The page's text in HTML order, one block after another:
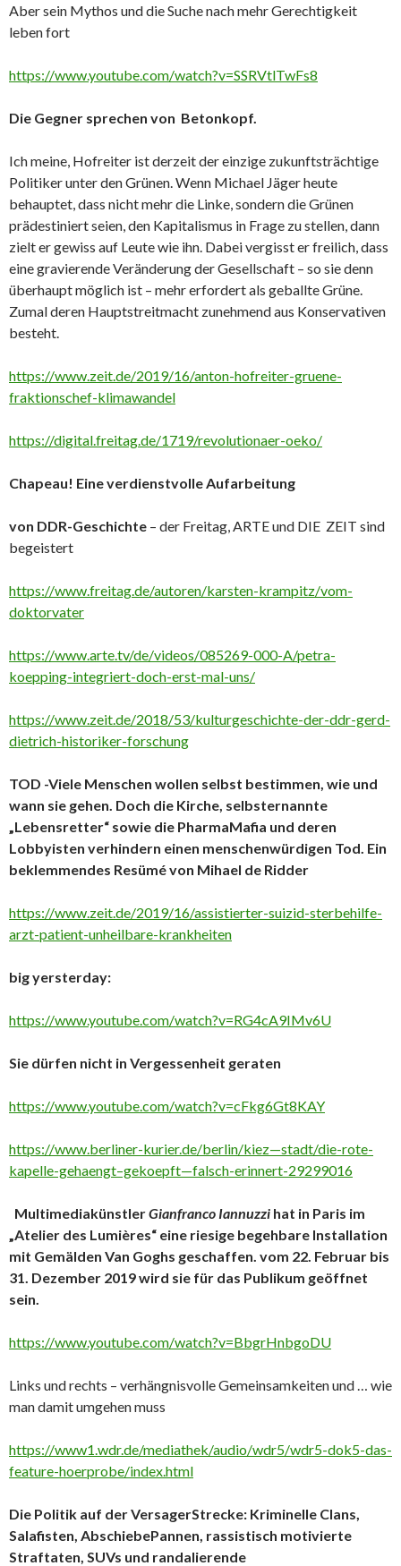
Aber sein Mythos und die Suche nach mehr Gerechtigkeit
leben fort
https://www.youtube.com/watch?v=SSRVtlTwFs8
Die Gegner sprechen von Betonkopf.
Ich meine, Hofreiter ist derzeit der einzige zukunftsträchtige
Politiker unter den Grünen. Wenn Michael Jäger heute
behauptet, dass nicht mehr die Linke, sondern die Grünen
prädestiniert seien, den Kapitalismus in Frage zu stellen, dann
zielt er gewiss auf Leute wie ihn. Dabei vergisst er freilich, dass
eine gravierende Veränderung der Gesellschaft – so sie denn
überhaupt möglich ist – mehr erfordert als geballte Grüne.
Zumal deren Hauptstreitmacht zunehmend aus Konservativen
besteht.
https://www.zeit.de/2019/16/anton-hofreiter-gruene-
fraktionschef-klimawandel
https://digital.freitag.de/1719/revolutionaer-oeko/
Chapeau! Eine verdienstvolle Aufarbeitung
von DDR-Geschichte – der Freitag, ARTE und DIE ZEIT sind
begeistert
https://www.freitag.de/autoren/karsten-krampitz/vom-
doktorvater
https://www.arte.tv/de/videos/085269-000-A/petra-
koepping-integriert-doch-erst-mal-uns/
https://www.zeit.de/2018/53/kulturgeschichte-der-ddr-gerd-
dietrich-historiker-forschung
TOD -Viele Menschen wollen selbst bestimmen, wie und
wann sie gehen. Doch die Kirche, selbsternannte
„Lebensretter“ sowie die PharmaMafia und deren
Lobbyisten verhindern einen menschenwürdigen Tod. Ein
beklemmendes Resümé von Mihael de Ridder
https://www.zeit.de/2019/16/assistierter-suizid-sterbehilfe-
arzt-patient-unheilbare-krankheiten
big yersterday:
https://www.youtube.com/watch?v=RG4cA9IMv6U
Sie dürfen nicht in Vergessenheit geraten
https://www.youtube.com/watch?v=cFkg6Gt8KAY
https://www.berliner-kurier.de/berlin/kiez—stadt/die-rote-
kapelle-gehaengt–gekoepft—falsch-erinnert-29299016
MultimediakünstlerGianfranco Iannuzzi hat in Paris im
„Atelier des Lumières“ eine riesige begehbare Installation
mit Gemälden Van Goghs geschaffen. vom 22. Februar bis
31. Dezember 2019 wird sie für das Publikum geöffnet
sein.
https://www.youtube.com/watch?v=BbgrHnbgoDU
Links und rechts – verhängnisvolle Gemeinsamkeiten und … wie
man damit umgehen muss
https://www1.wdr.de/mediathek/audio/wdr5/wdr5-dok5-das-
feature-hoerprobe/index.html
Die Politik auf der VersagerStrecke: Kriminelle Clans,
Salafisten, AbschiebePannen, rassistisch motivierte
Straftaten, SUVs und randalierende